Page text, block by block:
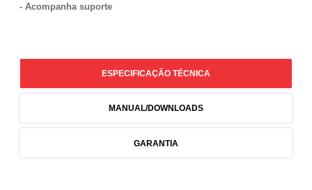
- Acompanha suporte
ESPECIFICAÇÃO TÉCNICA
MANUAL/DOWNLOADS
GARANTIA